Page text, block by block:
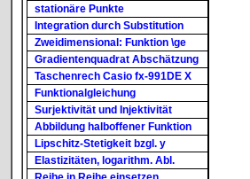
stationäre Punkte
Integration durch Substitution
Zweidimensional: Funktion \ge
Gradientenquadrat Abschätzung
Taschenrech Casio fx-991DE X
Funktionalgleichung
Surjektivität und Injektivität
Abbildung halboffener Funktion
Lipschitz-Stetigkeit bzgl. y
Elastizitäten, logarithm. Abl.